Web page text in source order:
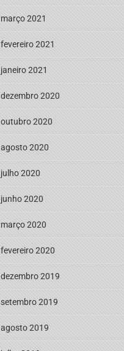
março 2021
fevereiro 2021
janeiro 2021
dezembro 2020
outubro 2020
agosto 2020
julho 2020
junho 2020
março 2020
fevereiro 2020
dezembro 2019
setembro 2019
agosto 2019